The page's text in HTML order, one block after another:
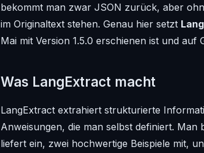
bekommt man zwar JSON zurück, aber
im Originaltext stehen. Genau hier setzt
Mai mit Version 1.5.0 erschienen ist und
Was LangExtract macht
LangExtract extrahiert strukturierte
Anweisungen, die man selbst definiert.
liefert ein, zwei hochwertige Beispiele mit,